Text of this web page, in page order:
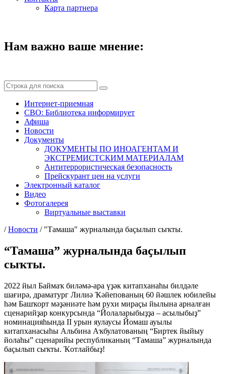
Карта партнера
Нам важно ваше мнение:
Интернет-приемная
СВО: Библиотека информирует
Афиша
Новости
Документы
ДОКУМЕНТЫ ПО ИНОАГЕНТАМ И
ЭКСТРЕМИСТСКИМ МАТЕРИАЛАМ
Антитеррористическая безопасность
Прейскурант цен на услуги
Электронный каталог
Видео
Фотогалерея
Виртуальные выставки
/Новости / "Тамаша" журналында баҫылып сыҡты.
“Тамаша” журналында баҫылып
сыҡты.
2022 йыл Баймаҡ биләмә-ара үҙәк китапханаһы билдәле
шағирә, драматург Лилиә Ҡәйепованың 60 йәшлек юбилейы
һәм Башҡорт мәҙәниәте һәм рухи мираҫы йылына арналған
сценарийҙар конкурсында “Йолаларыбыҙҙа – асылыбыҙ”
номинацияһында II урын яулаусы Йомаш ауылы
китапханасыһы Альбина Аҡбулатованың “Биртек йыйыу
йолаһы” сценарийы республиканың “Тамаша” журналында
баҫылып сыҡты. Ҡотлайбыҙ!